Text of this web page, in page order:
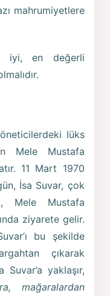
mahrumiyetlere
iyi, en değerli
lüks
Mele Mustafa
11 Mart 1970
İsa Suvar, çok
Mele Mustafa
ziyarete gelir.
bu şekilde
çıkarak
yaklaşır,
mağaralardan